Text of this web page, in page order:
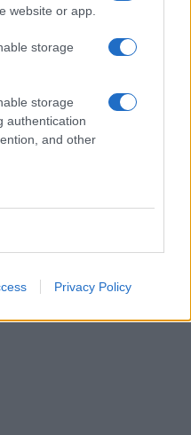
website or app.
storage
storage
authentication
and other
Privacy Policy